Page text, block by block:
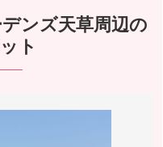
ンズ天草周辺の
ト